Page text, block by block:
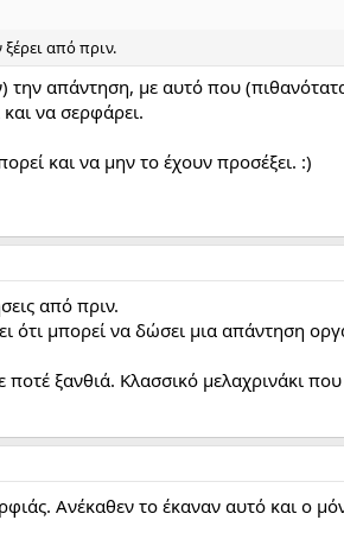
από πριν.
απάντηση, με αυτό που
να σερφάρει.
και να μην το έχουν προσέξει. :)
από πριν.
ότι μπορεί να δώσει μια απάντηση
ξανθιά. Κλασσικό μελαχρινάκι που
Ανέκαθεν το έκαναν αυτό και ο